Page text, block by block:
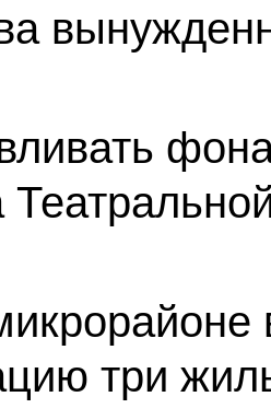
три